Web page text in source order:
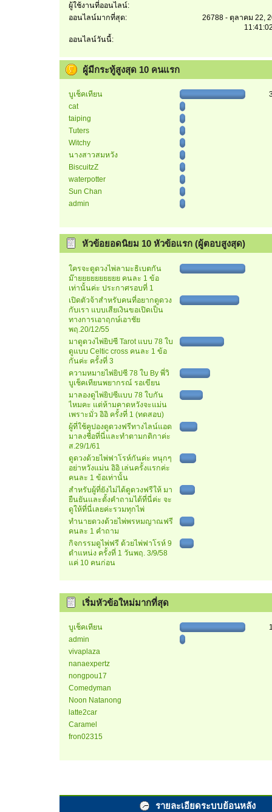
ผู้ใช้งานที่ออนไลน์:
ออนไลน์มากที่สุด:
26788 - ตุลาคม 22,
ออนไลน์วันนี้:
ผู้มีกระทู้สูงสุด 10 คนแรก
บูเช็คเทียน
cat
taiping
Tuters
Witchy
นางสาวสมหวัง
BiscuitzZ
waterpotter
Sun Chan
admin
หัวข้อยอดนิยม 10 หัวข้อแรก (ผู้ตอบสูงสุด)
ใครจะดูดวงไพ่ลามะธิเบตกัน
ม๊ายยยยยยยยยย คนละ 1 ข้อ
เท่านั้นค่ะ ประกาศรอบที่ 1
เปิดตัวจ้าสำหรับคนที่อยากดูดวง
กับเรา แบบเสียเงินขอเปิดเป็น
ทางการเอาฤกษ์เอาชัย
พฤ.20/12/55
มาดูดวงไพ่ยิปซี Tarot แบบ 78 ใบ
ดูแบบ Celtic cross คนละ 1 ข้อ
กันค่ะ ครั้งที่ 3
ความหมายไพ่ยิปซี 78 ใบ By พี่วิ
บูเช็คเทียนพยากรณ์ รอเขียน
มาลองดูไพ่ยิปซีแบบ 78 ใบกัน
ไหมคะ แต่ห้ามคาดหวังจะแม่น
เพราะมั่ว อิอิ ครั้งที่ 1 (ทดสอบ)
ผู้ที่ใช้คูปองดูดวงฟรีทางไลน์แอด
มาลงชื่อที่นี่และทำตามกติกาค่ะ
ส.29/1/61
ดูดวงด้วยไพ่ฟาโรห์กันค่ะ หนุกๆ
อย่าหวังแม่น อิอิ เล่นครั้งแรกค่ะ
คนละ 1 ข้อเท่านั้น
สำหรับผู้ที่ยังไม่ได้ดูดวงฟรีให้ มา
ยืนยันและตั้งคำถามได้ที่นี่ค่ะ จะ
ดูให้ที่นี่เลยค่ะรวมทุกไพ่
ทำนายดวงด้วยไพ่พรหมญาณฟรี
คนละ 1 คำถาม
กิจกรรมดูไพ่ฟรี ด้วยไพ่ฟาโรห์ 9
ตำแหน่ง ครั้งที่ 1 วันพฤ. 3/9/58
แค่ 10 คนก่อน
เริ่มหัวข้อใหม่มากที่สุด
บูเช็คเทียน
admin
vivaplaza
nanaexpertz
nongpou17
Comedyman
Noon Natanong
latte2car
Caramel
ืfron02315
รายละเอียดระบบย้อนหลัง